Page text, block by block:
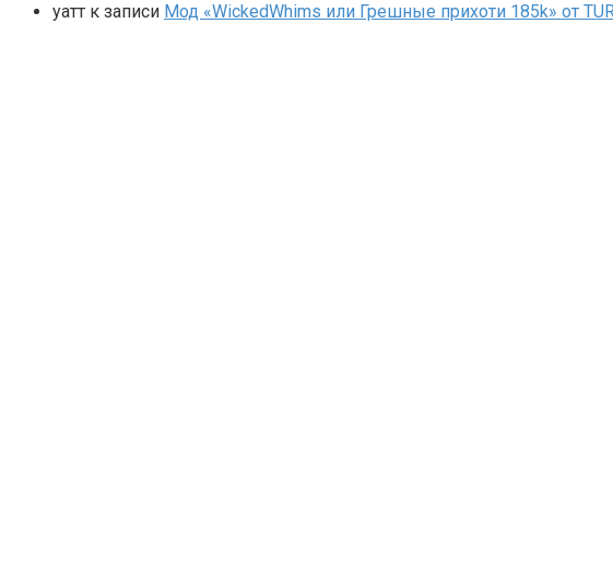
yaтт к записи Мод «WickedWhims или Грешные прихоти 185k» от